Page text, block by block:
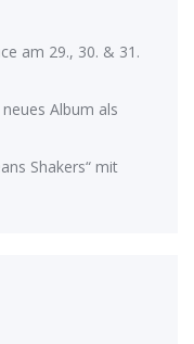
am 29., 30. & 31.
Album als
Shakers“ mit